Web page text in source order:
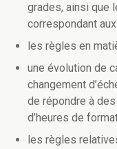
grades, ainsi que
correspondant
les règles en
une évolution de
changement
de répondre à
d’heures de
les règles